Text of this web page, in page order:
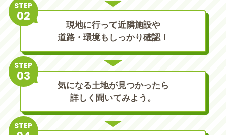
STEP
現地に行って近隣施設や
道路・環境もしっかり確認！
STEP
気になる土地が見つかったら
詳しく聞いてみよう。
STEP